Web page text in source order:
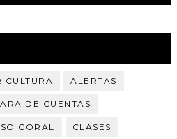
ALERTAS
DE CUENTAS
CORAL CLASES